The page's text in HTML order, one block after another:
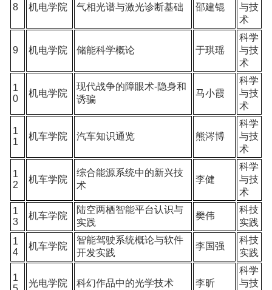
8 机电学院 气相光谱与激光诊断基础 邵建锟
与技
术
9 机电学院 储能科学概论 于琪瑶
科学
与技
术
1
0
机电学院
现代战争的障眼术-隐身和
诱骗
马小霞
科学
与技
术
1
1
机车学院 汽车知识通览 熊涔博
科学
与技
术
1
2
机车学院
综合能源系统中的新兴技
术
李健
科学
与技
术
1
3
机车学院
陆空两栖智能平台认识与
实践
樊伟
科技
实践
1
4
机车学院
智能驾驶系统概论与软件
开发实践
李国强
科技
实践
1
光电学院 科幻作品中的光学技术 李昕
科学
与技